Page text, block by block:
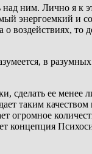
ним. Лично я к
энергоемкий и
воздействиях,
в
сделать ее
таким
огромное
концепция